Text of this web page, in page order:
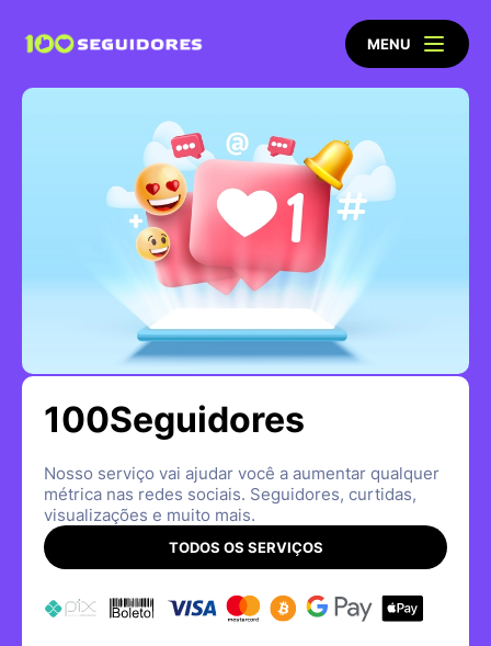
MENU
100Seguidores
Nosso serviço vai ajudar você a aumentar qualquer
métrica nas redes sociais. Seguidores, curtidas,
visualizações e muito mais.
TODOS OS SERVIÇOS